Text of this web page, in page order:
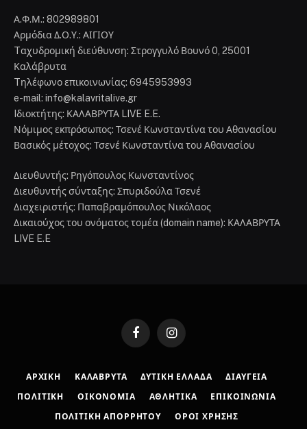
Α.Φ.Μ.: 802989801
Αρμόδια Δ.Ο.Υ.: ΑΙΓΙΟΥ
Tαχυδρομική διεύθυνση: Στρογγυλό Βουνό 0, 25001
Καλάβρυτα
Tηλέφωνο επικοινωνίας: 6945953993
e-mail: info@kalavritalive.gr
Iδιοκτήτης: ΚΑΛΑΒΡΥΤΑ LIVE E.E.
Νόμιμος εκπρόσωπος: Τσενέ Κωνσταντίνα του Αθανασίου
Βασικός μέτοχος: Τσενέ Κωνσταντίνα του Αθανασίου
Διευθυντής: Ρηγόπουλος Κωνσταντίνος
Διευθυντής σύνταξης: Σπυριδούλα Τσενέ
Διαχειριστής: Παπαβραμόπουλος Νικόλαος
Δικαιούχος του ονόματος τομέα (domain name): ΚΑΛΑΒΡΥΤΑ
LIVE E.E
FacebookInstagram
ΑΡΧΙΚΉ ΚΑΛΆΒΡΥΤΑ ΔΥΤΙΚΉ ΕΛΛΆΔΑ ΔΙΑΎΓΕΙΑ
ΠΟΛΙΤΙΚΉ ΟΙΚΟΝΟΜΊΑ ΑΘΛΗΤΙΚΆ ΕΠΙΚΟΙΝΩΝΊΑ
ΠΟΛΙΤΙΚΉ ΑΠΟΡΡΉΤΟΥ ΌΡΟΙ ΧΡΉΣΗΣ